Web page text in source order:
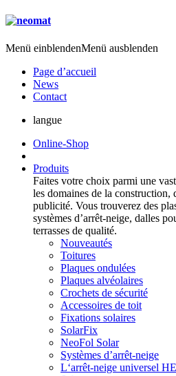
Menü einblendenMenü ausblenden
Page d’accueil
News
Contact
langue
Online-Shop
Produits
Faites votre choix parmi une
les domaines de la construction,
publicité. Vous trouverez des
systèmes d’arrêt-neige, dalles
terrasses de qualité.
Nouveautés
Toitures
Plaques ondulées
Plaques alvéolaires
Crochets de sécurité
Accessoires de toit
Fixations solaires
SolarFix
NeoFol Solar
Systèmes d’arrêt-neige
L‘arrêt-neige universel